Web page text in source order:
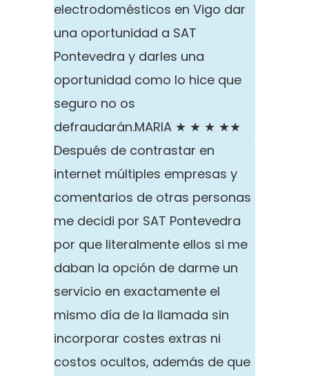
electrodomésticos en Vigo dar
una oportunidad a SAT
Pontevedra y darles una
oportunidad como lo hice que
seguro no os
defraudarán.MARIA ★ ★ ★ ★★
Después de contrastar en
internet múltiples empresas y
comentarios de otras personas
me decidi por SAT Pontevedra
por que literalmente ellos si me
daban la opción de darme un
servicio en exactamente el
mismo día de la llamada sin
incorporar costes extras ni
costos ocultos, además de que